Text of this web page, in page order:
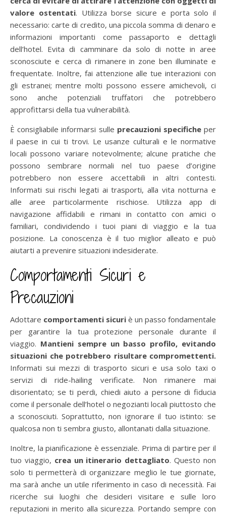
valore ostentati. Utilizza borse sicure e porta solo il
necessario: carte di credito, una piccola somma di denaro e
informazioni importanti come passaporto e dettagli
dell’hotel. Evita di camminare da solo di notte in aree
sconosciute e cerca di rimanere in zone ben illuminate e
frequentate. Inoltre, fai attenzione alle tue interazioni con
gli estranei; mentre molti possono essere amichevoli, ci
sono anche potenziali truffatori che potrebbero
approfittarsi della tua vulnerabilità.
È consigliabile informarsi sulle precauzioni specificheper
il paese in cui ti trovi. Le usanze culturali e le normative
locali possono variare notevolmente; alcune pratiche che
possono sembrare normali nel tuo paese d’origine
potrebbero non essere accettabili in altri contesti.
Informati sui rischi legati ai trasporti, alla vita notturna e
alle aree particolarmente rischiose. Utilizza app di
navigazione affidabili e rimani in contatto con amici o
familiari, condividendo i tuoi piani di viaggio e la tua
posizione. La conoscenza è il tuo miglior alleato e può
aiutarti a prevenire situazioni indesiderate.
Comportamenti Sicuri e
Precauzioni
Adottare comportamenti sicuri è un passo fondamentale
per garantire la tua protezione personale durante il
viaggio. Mantieni sempre un basso profilo, evitando
situazioni che potrebbero risultare compromettenti.
Informati sui mezzi di trasporto sicuri e usa solo taxi o
servizi di ride-hailing verificate. Non rimanere mai
disorientato; se ti perdi, chiedi aiuto a persone di fiducia
come il personale dell’hotel o negozianti locali piuttosto che
a sconosciuti. Soprattutto, non ignorare il tuo istinto: se
qualcosa non ti sembra giusto, allontanati dalla situazione.
Inoltre, la pianificazione è essenziale. Prima di partire per il
tuo viaggio, crea un itinerario dettagliato. Questo non
solo ti permetterà di organizzare meglio le tue giornate,
ma sarà anche un utile riferimento in caso di necessità. Fai
ricerche sui luoghi che desideri visitare e sulle loro
reputazioni in merito alla sicurezza. Portando sempre con